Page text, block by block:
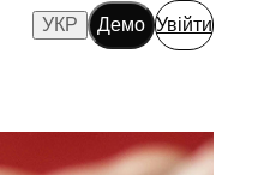
УКР Демо Увійти